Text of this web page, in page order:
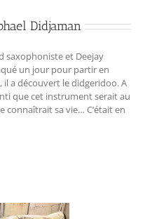
Didjaman
saxophoniste et Deejay
un jour pour partir en
il a découvert le didgeridoo. A
que cet instrument serait au
sa vie… C‘était en